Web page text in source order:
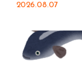
2026.08.07